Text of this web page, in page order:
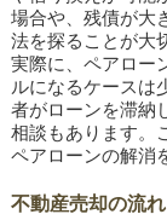
場合や、残債が大
法を探ることが大
実際に、ペアロー
ルになるケースは
者がローンを滞納
相談もあります。
ペアローンの解消
不動産売却の流